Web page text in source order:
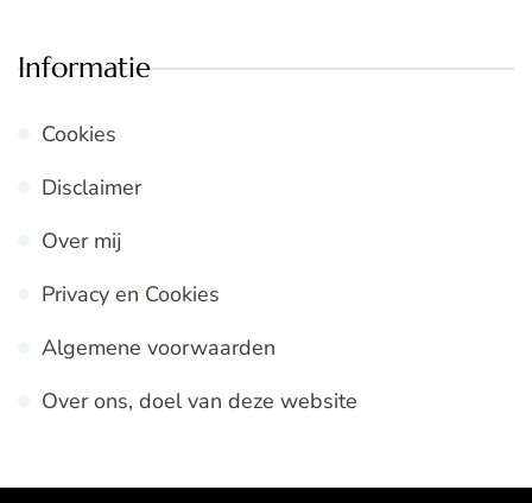
Informatie
Cookies
Disclaimer
Over mij
Privacy en Cookies
Algemene voorwaarden
Over ons, doel van deze website